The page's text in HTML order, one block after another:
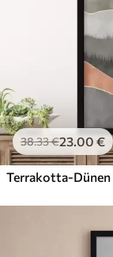
38.33€23.00 €
Terrakotta-Dünen